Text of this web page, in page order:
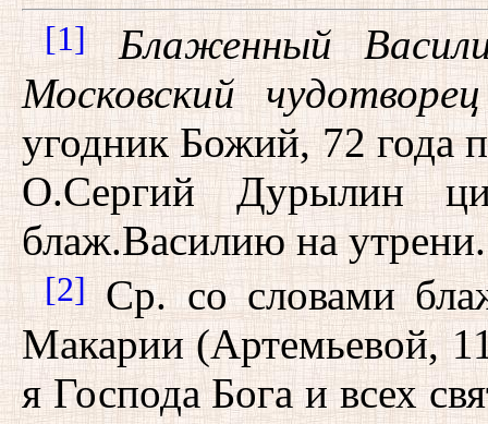
[1]
Блаженный
Московский чудотворец
угодник Божий, 72 года
О.Сергий Дурылин
блаж.Василию на утрени.
[2]Ср. со словами
Макарии (Артемьевой,
я Господа Бога и всех